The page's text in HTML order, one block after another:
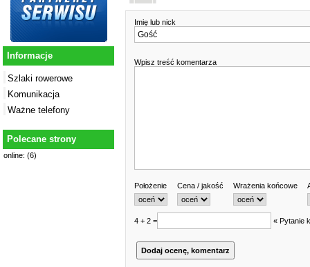
Informacje
Szlaki rowerowe
Komunikacja
Ważne telefony
Polecane strony
online: (6)
Imię lub nick
Wpisz treść komentarza
Położenie Cena / jakość Wrażenia końcowe
4 + 2 = « Pytanie